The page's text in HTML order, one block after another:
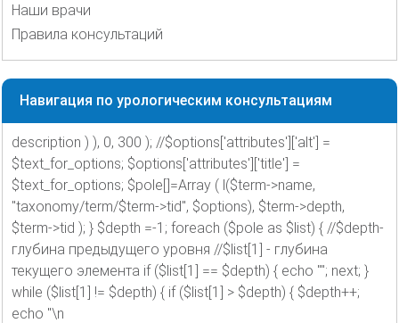
Наши врачи
Правила консультаций
Навигация по урологическим консультациям
description ) ), 0, 300 ); //$options['attributes']['alt'] =
$text_for_options; $options['attributes']['title'] =
$text_for_options; $pole[]=Array ( l($term->name,
"taxonomy/term/$term->tid", $options), $term->depth,
$term->tid ); } $depth =-1; foreach ($pole as $list) { //$depth-
глубина предыдущего уровня //$list[1] - глубина
текущего элемента if ($list[1] == $depth) { echo ""; next; }
while ($list[1] != $depth) { if ($list[1] > $depth) { $depth++;
echo "\n